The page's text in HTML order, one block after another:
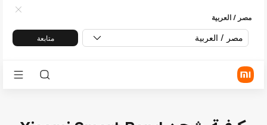
مصر / العربية
مصر / العربية متابعة